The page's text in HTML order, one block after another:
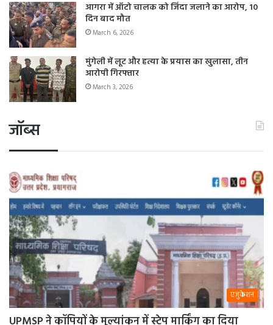
आगरा में ऑटो चालक को जिंदा जलाने का आरोप, 10
दिन बाद मौत
March 6, 2026
मुंगेली में लूट और हत्या के प्रयास का खुलासा, तीन
आरोपी गिरफ्तार
March 3, 2026
जॉब्स
एजुकेशन